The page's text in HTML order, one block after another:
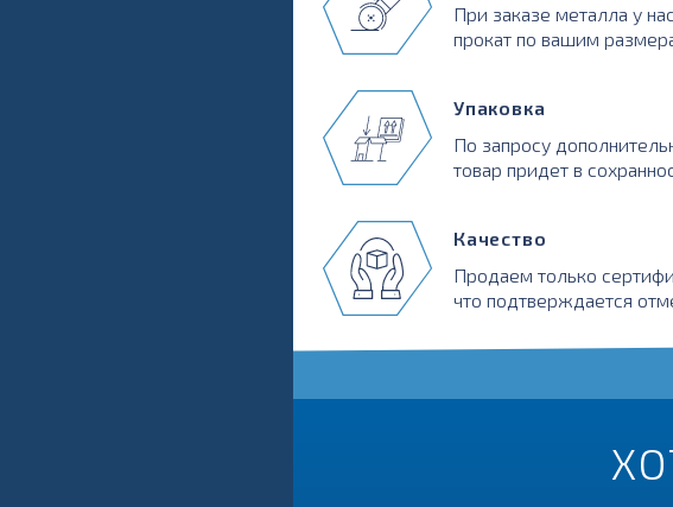
При заказе металла у
прокат по вашим
Упаковка
По запросу
товар придет в
Качество
Продаем только
что подтверждается